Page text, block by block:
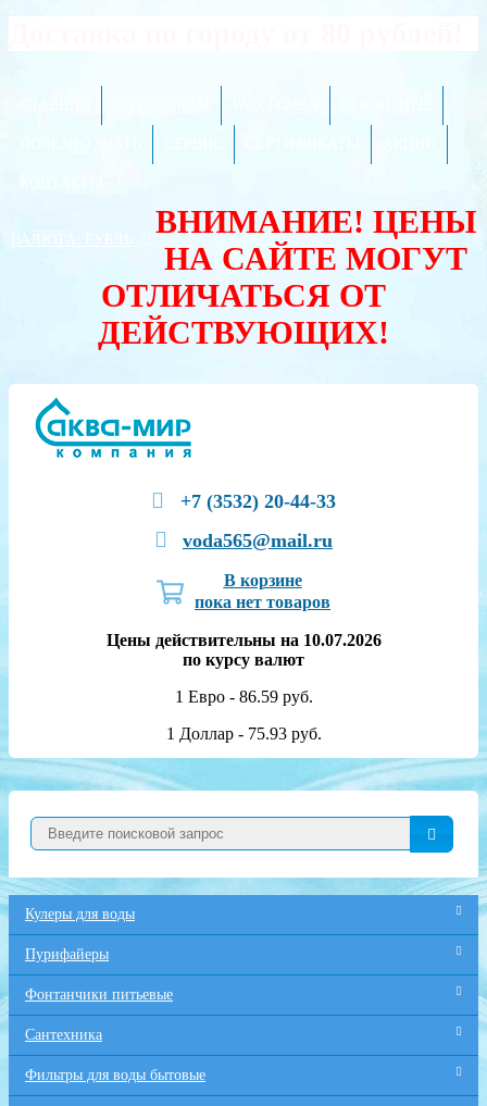
ВАЛЮТА:
ВНИМАНИЕ! ЦЕНЫ
НА САЙТЕ МОГУТ
ОТЛИЧАТЬСЯ ОТ
ДЕЙСТВУЮЩИХ!
+7 (3532) 20-44-33
voda565@mail.ru
В корзине
пока нет товаров
Цены действительны на 10.07.2026
по курсу валют
1 Евро - 86.59 руб.
1 Доллар - 75.93 руб.
Кулеры для воды
Пурифайеры
Фонтанчики питьевые
Сантехника
Фильтры для воды бытовые